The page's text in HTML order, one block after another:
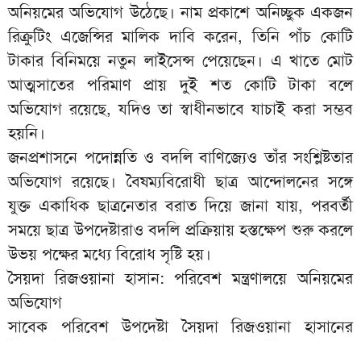
অনিয়মের অভিযোগ উঠেছে। নাম প্রকাশে অনিচ্ছুক একজন
রিক্রুটিং এজেন্সির মালিক দাবি করেন, তিনি পাঁচ কোটি
টাকার বিনিময়ে নতুন লাইসেন্স পেয়েছেন। এ খাতে মোট
আত্মসাতের পরিমাণ প্রায় দুই শত কোটি টাকা বলে
অভিযোগ রয়েছে, যদিও তা স্বাধীনভাবে যাচাই করা সম্ভব
হয়নি।
জনপ্রশাসনে পদোন্নতি ও বদলি বাণিজ্যেও তাঁর সংশ্লিষ্টতার
অভিযোগ রয়েছে। বৈষম্যবিরোধী ছাত্র আন্দোলনের সঙ্গে
যুক্ত একাধিক ছাত্রনেতার বরাত দিয়ে জানা যায়, পরবর্তী
সময়ে ছাত্র উপদেষ্টারাও বদলি প্রক্রিয়ায় হস্তক্ষেপ শুরু করলে
উভয় পক্ষের মধ্যে বিরোধ সৃষ্টি হয়।
সৈয়দা রিজওয়ানা হাসান: পরিবেশ মন্ত্রণালয়ে অনিয়মের
অভিযোগ
সাবেক পরিবেশ উপদেষ্টা সৈয়দা রিজওয়ানা হাসানের